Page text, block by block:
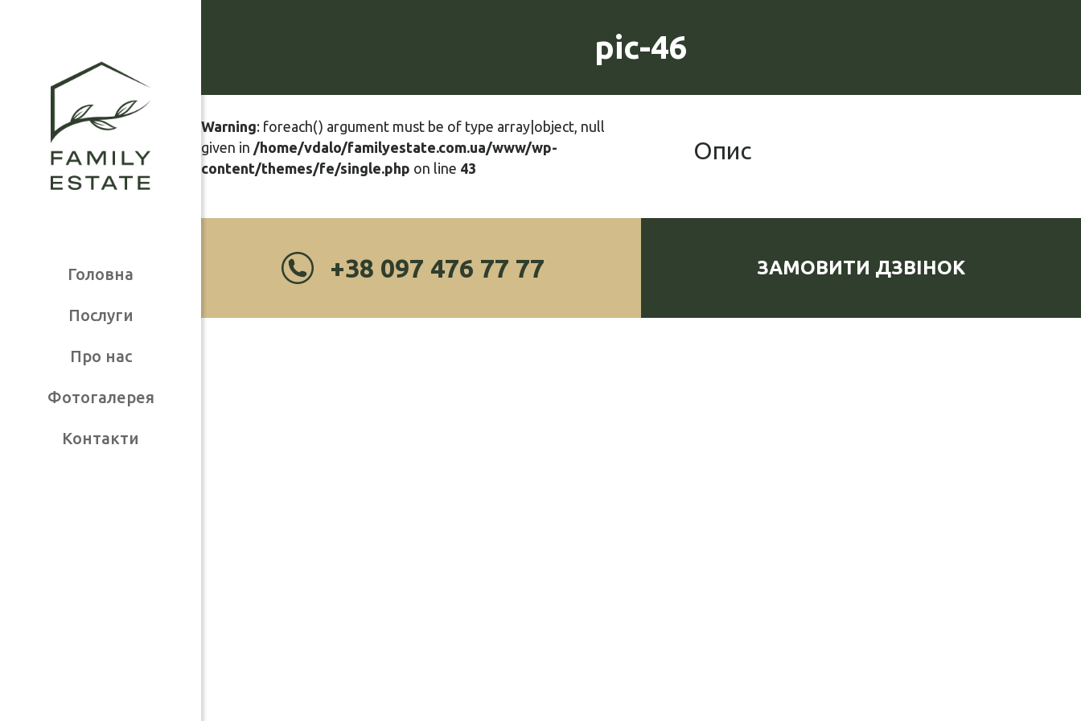
Головна
Послуги
Про нас
Фотогалерея
Контакти
pic-46
Опис
Warning: foreach() argument must be of type array|object, null
given in /home/vdalo/familyestate.com.ua/www/wp-
content/themes/fe/single.php on line 43
+38 097 476 77 77 ЗАМОВИТИ ДЗВІНОК